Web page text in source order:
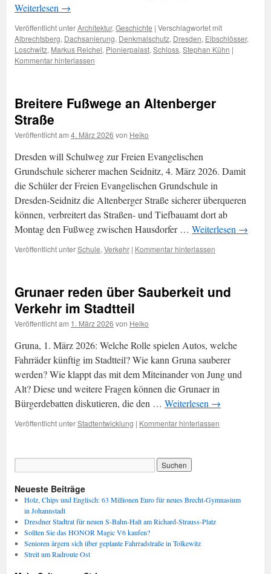
Weiterlesen →
Veröffentlicht unterArchitektur, Geschichte | Verschlagwortet mit
Albrechtsberg, Dachsanierung, Denkmalschutz, Dresden, Elbschlösser,
Loschwitz, Markus Reichel, Pionierpalast, Schloss, Stephan Kühn |
Kommentar hinterlassen
Breitere Fußwege an Altenberger
Straße
Veröffentlicht am 4. März 2026 von Heiko
Dresden will Schulweg zur Freien Evangelischen
Grundschule sicherer machen Seidnitz, 4. März 2026. Damit
die Schüler der Freien Evangelischen Grundschule in
Dresden-Seidnitz die Altenberger Straße sicherer überqueren
können, verbreitert das Straßen- und Tiefbauamt dort ab
Montag den Fußweg zwischen Hausdorfer … Weiterlesen →
Veröffentlicht unterSchule, Verkehr | Kommentar hinterlassen
Grunaer reden über Sauberkeit und
Verkehr im Stadtteil
Veröffentlicht am 1. März 2026 von Heiko
Gruna, 1. März 2026: Welche Rolle spielen Autos, welche
Fahrräder künftig im Stadtteil? Wie kann Gruna sauberer
werden? Wie klappt das mit dem Miteinander von Jung und
Alt? Diese und weitere Fragen können die Grunaer in
Bürgerdebatten diskutieren, die den … Weiterlesen →
Veröffentlicht unterStadtentwicklung | Kommentar hinterlassen
Neueste Beiträge
Holz, Chips und Englisch: 63 Millionen Euro für neues Brecht-Gymnasium
in Johannstadt
Dresdner Stadtrat für neuen S-Bahn-Halt am Richard-Strauss-Platz
Sollten Sie das HONOR Magic V6 kaufen?
Senioren ärgern sich über geplante Fahrradstraße in Tolkewitz
Streit um Radroute Ost